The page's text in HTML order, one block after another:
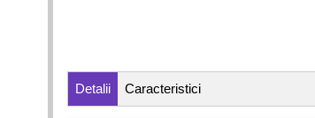
Detalii Caracteristici